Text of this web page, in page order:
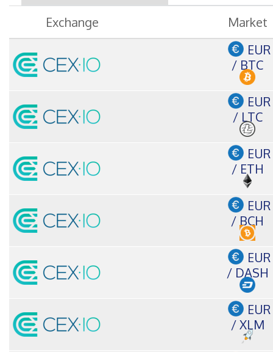
Exchange
Market
EUR
/ BTC
EUR
/ LTC
EUR
/ ETH
EUR
/ BCH
EUR
/ DASH
EUR
/ XLM